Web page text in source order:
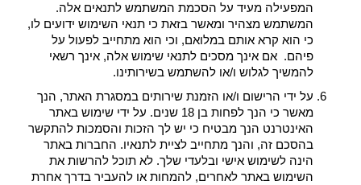
המפעילה מעיד על הסכמת המשתמש לתנאים אלה.
המשתמש מצהיר ומאשר בזאת כי תנאי השימוש ידועים לו,
כי הוא קרא אותם במלואם, וכי הוא מתחייב לפעול על
פיהם. אם אינך מסכים לתנאי שימוש אלה, אינך רשאי
להמשיך לגלוש ו/או להשתמש בשירותינו.
על ידי הרישום ו/או הזמנת שירותים במסגרת האתר, הנך
מאשר כי הנך לפחות בן 18 שנים. על ידי שימוש באתר
האינטרנט הנך מבטיח כי יש לך הזכות והסמכות להתקשר
בהסכם זה, והנך מתחייב לציית לתנאיו. החברות באתר
הינה לשימוש אישי ובלעדי שלך. לא תוכל להרשות את
השימוש באתר לאחרים, להמחות או להעביר בדרך אחרת